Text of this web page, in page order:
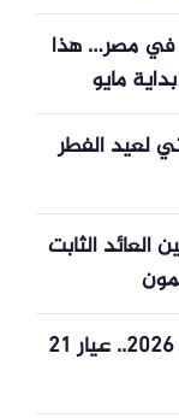
في مصر… هذا
مايو
لعيد الفطر
شهادات بنك مصر 2026 بين العائد الثابت
سعر الذهب اليوم الأربعاء 20 مايو 2026.. عيار 21